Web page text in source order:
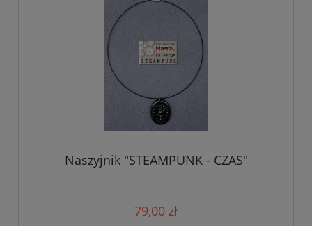
Naszyjnik "STEAMPUNK - CZAS"
79,00 zł